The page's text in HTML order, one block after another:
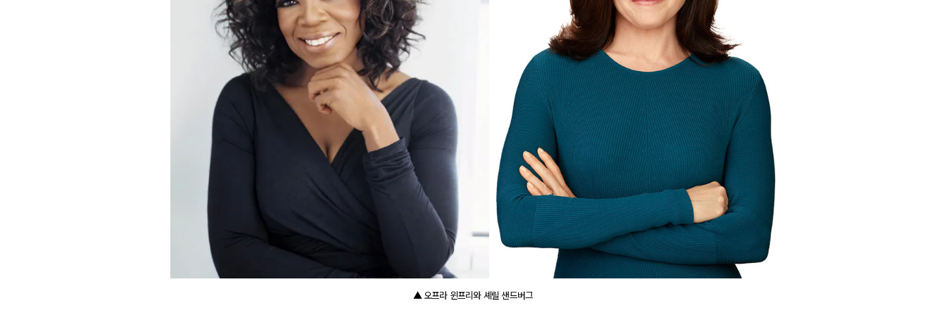
▲ 오프라 윈프리와 셰릴 샌드버그